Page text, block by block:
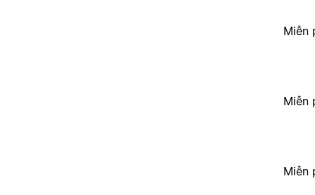
Miễn
Miễn
Miễn